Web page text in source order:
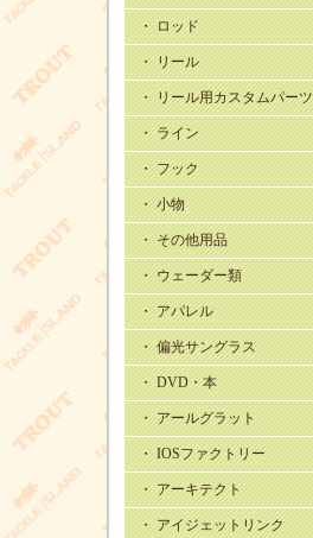
・ ロッド
・ リール
・ リール用カスタムパーツ
・ ライン
・ フック
・ 小物
・ その他用品
・ ウェーダー類
・ アパレル
・ 偏光サングラス
・ DVD・本
・ アールグラット
・ IOSファクトリー
・ アーキテクト
・ アイジェットリンク